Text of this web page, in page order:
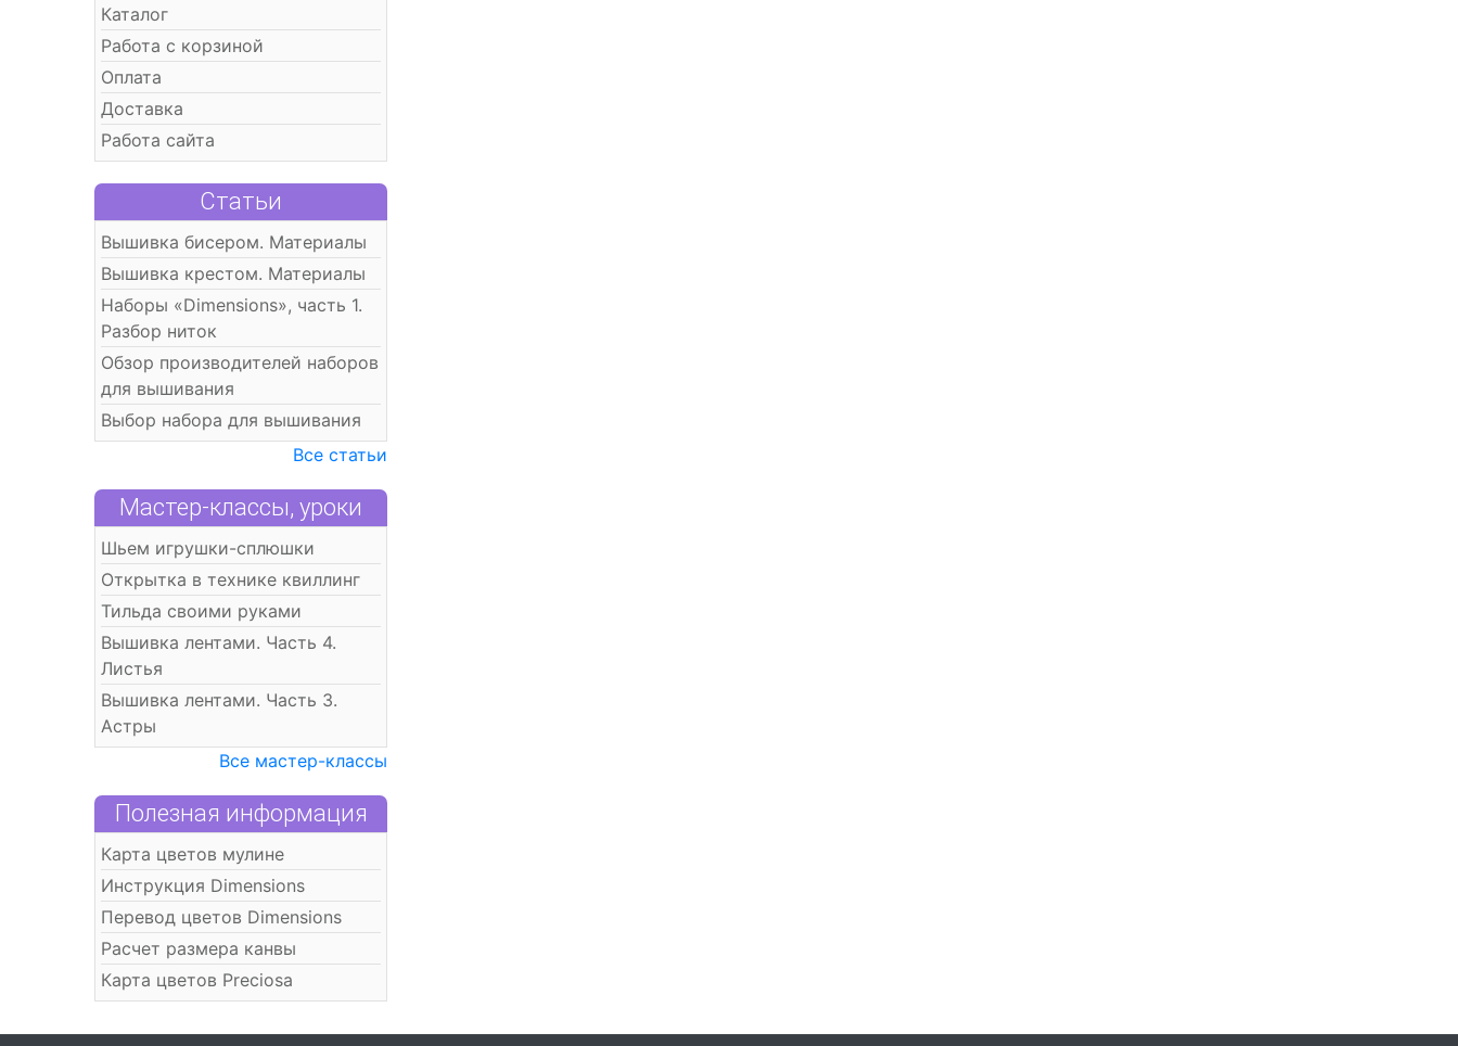
Каталог
Работа с корзиной
Оплата
Доставка
Работа сайта
Статьи
Вышивка бисером. Материалы
Вышивка крестом. Материалы
Наборы «Dimensions», часть 1.
Разбор ниток
Обзор производителей наборов
для вышивания
Выбор набора для вышивания
Все статьи
Мастер-классы, уроки
Шьем игрушки-сплюшки
Открытка в технике квиллинг
Тильда своими руками
Вышивка лентами. Часть 4.
Листья
Вышивка лентами. Часть 3.
Астры
Все мастер-классы
Полезная информация
Карта цветов мулине
Инструкция Dimensions
Перевод цветов Dimensions
Расчет размера канвы
Карта цветов Preciosa